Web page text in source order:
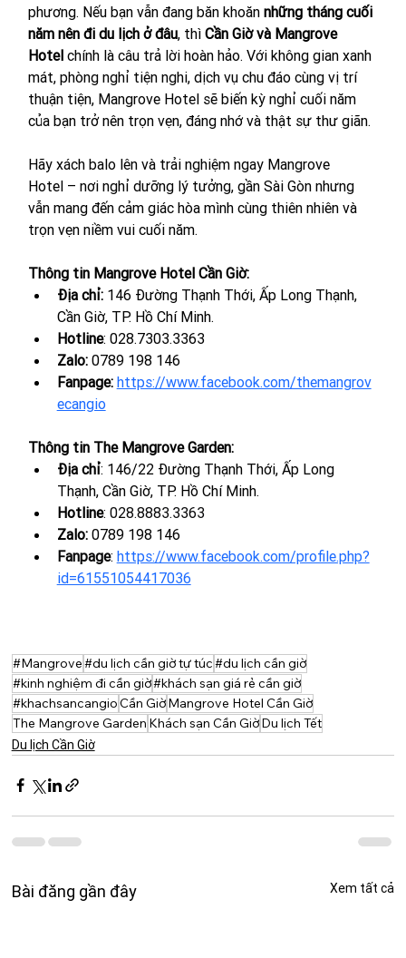
phương. Nếu bạn vẫn đang băn khoăn những tháng cuối
năm nên đi du lịch ở đâu, thì Cần Giờ và Mangrove
Hotel chính là câu trả lời hoàn hảo. Với không gian xanh
mát, phòng nghỉ tiện nghi, dịch vụ chu đáo cùng vị trí
thuận tiện, Mangrove Hotel sẽ biến kỳ nghỉ cuối năm
của bạn trở nên trọn vẹn, đáng nhớ và thật sự thư giãn.
Hãy xách balo lên và trải nghiệm ngay Mangrove
Hotel – nơi nghỉ dưỡng lý tưởng, gần Sài Gòn nhưng
vẫn mang đến cảm giác hòa mình cùng thiên nhiên và
trọn vẹn niềm vui cuối năm.
Thông tin Mangrove Hotel Cần Giờ:
Địa chỉ: 146 Đường Thạnh Thới, Ấp Long Thạnh,
Cần Giờ, TP. Hồ Chí Minh.
Hotline: 028.7303.3363
Zalo: 0789 198 146
Fanpage: https://www.facebook.com/themangrov
ecangio
Thông tin The Mangrove Garden:
Địa chỉ: 146/22 Đường Thạnh Thới, Ấp Long
Thạnh, Cần Giờ, TP. Hồ Chí Minh.
Hotline: 028.8883.3363
Zalo: 0789 198 146
Fanpage: https://www.facebook.com/profile.php?
id=61551054417036
#Mangrove#du lịch cần giờ tự túc#du lịch cần giờ
#kinh nghiệm đi cần giờ#khách sạn giá rẻ cần giờ
#khachsancangioCần GiờMangrove Hotel Cần Giờ
The Mangrove Garden Khách sạn Cần GiờDu lịch Tết
Du lịch Cần Giờ
Bài đăng gần đây Xem tất cả